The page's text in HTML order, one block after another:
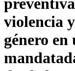
violencia
género en